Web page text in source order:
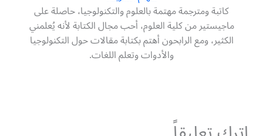
كاتبة ومترجمة مهتمة بالعلوم والتكنولوجيا، حاصلة على
ماجيستير من كلية العلوم، أحب مجال الكتابة لأنه يُعلمني
الكثير، ومع الرابحون أهتم بكتابة مقالات حول التكنولوجيا
والأدوات وتعلم اللغات.